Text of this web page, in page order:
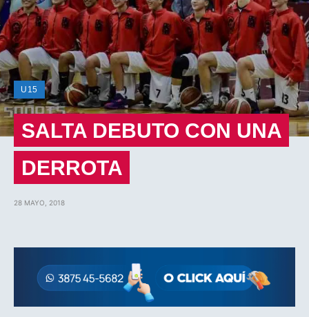
U15
SALTA DEBUTO CON UNA
DERROTA
28 MAYO, 2018